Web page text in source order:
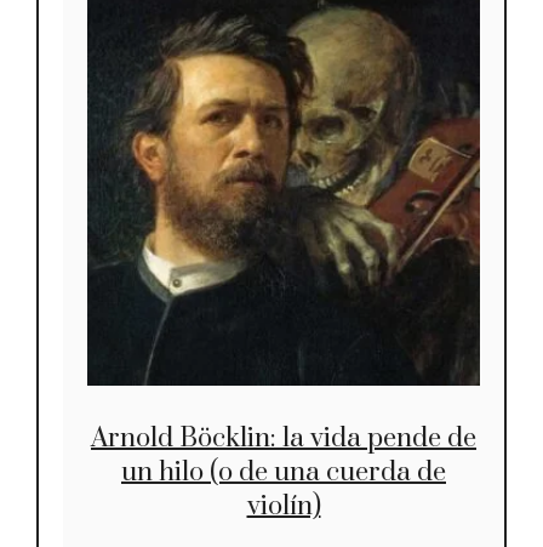
Arnold Böcklin: la vida pende de
un hilo (o de una cuerda de
violín)